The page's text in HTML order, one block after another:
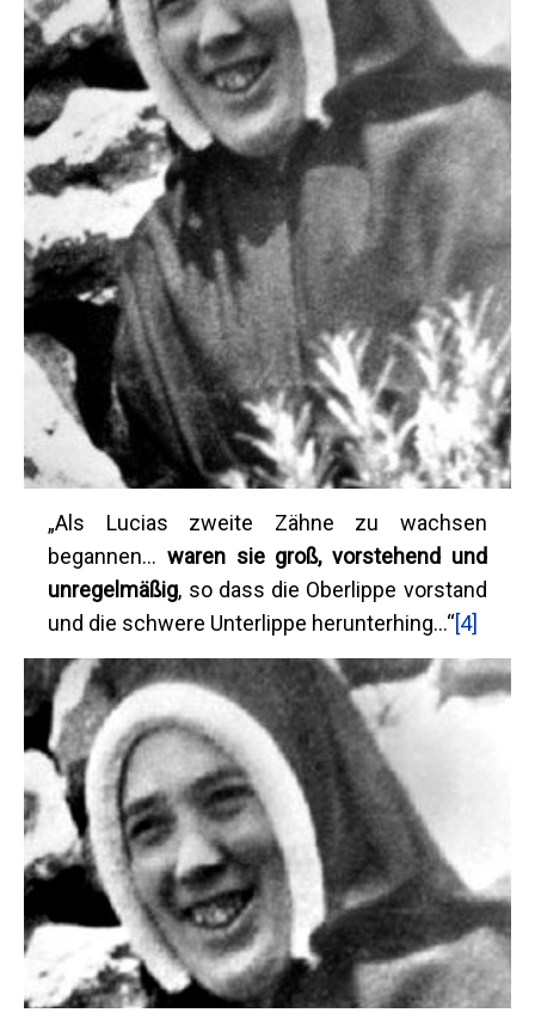
„Als Lucias zweite Zähne zu wachsen
begannen...waren sie groß, vorstehend und
unregelmäßig, so dass die Oberlippe vorstand
und die schwere Unterlippe herunterhing...“[4]